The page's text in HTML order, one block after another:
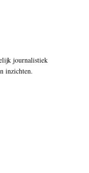
journalistiek
inzichten.